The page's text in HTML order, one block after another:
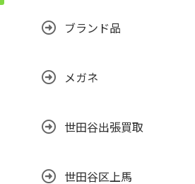
ブランド品
メガネ
世田谷出張買取
世田谷区上馬